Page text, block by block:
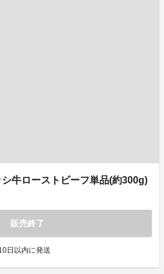
シ牛ローストビーフ単品(約300g)
販売終了
日以内に発送